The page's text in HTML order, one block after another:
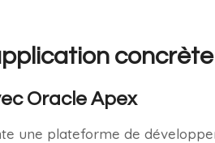
Oracle Apex
une plateforme de